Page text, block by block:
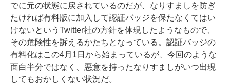
でに元の状態に戻されているのだが、なりすましを防ぎ
たければ有料版に加入して認証バッジを保たなくてはい
けないというTwitter社の方針を体現したようなもので、
その危険性を訴えるかたちとなっている。認証バッジの
有料化はこの4月1日から始まっているが、今回のような
面白半分ではなく、悪意を持ったなりすましがいつ出現
してもおかしくない状況だ。